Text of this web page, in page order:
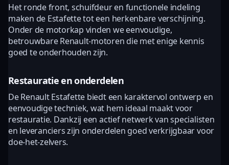
Het ronde front, schuifdeur en functionele indeling
maken de Estafette tot een herkenbare verschijning.
Onder de motorkap vinden we eenvoudige,
betrouwbare Renault-motoren die met enige kennis
goed te onderhouden zijn.
Restauratie en onderdelen
De Renault Estafette biedt een karaktervol ontwerp en
eenvoudige techniek, wat hem ideaal maakt voor
restauratie. Dankzij een actief netwerk van specialisten
en leveranciers zijn onderdelen goed verkrijgbaar voor
doe-het-zelvers.